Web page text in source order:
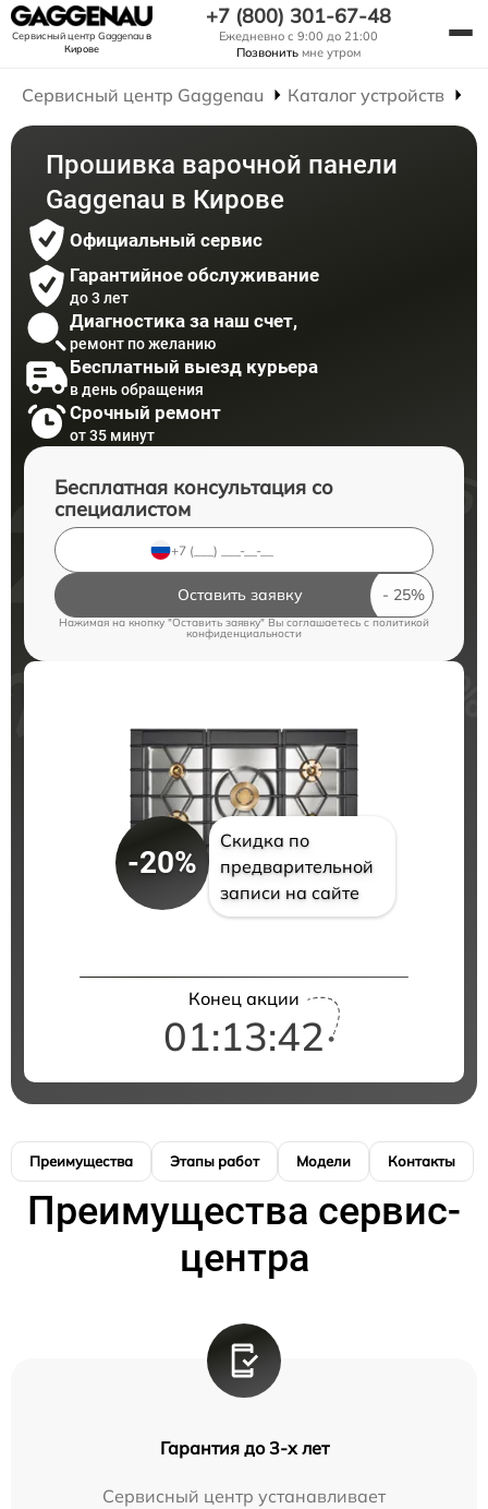
Сервисный центр Gaggenauв
Кирове
+7 (800) 301-67-48
Ежедневно с 9:00 до 21:00
Позвонить мне утром
Сервисный центр Gaggenau Каталог устройств
Прошивка варочной панели
Gaggenau в Кирове
Официальный сервис
Гарантийное обслуживание
до 3 лет
Диагностика за наш счет,
ремонт по желанию
Бесплатный выезд курьера
в день обращения
Срочный ремонт
от 35 минут
Бесплатная консультация со
специалистом
Оставить заявку
Нажимая на кнопку "Оставить заявку" Вы соглашаетесь cполитикой
конфиденциальности
-20%
Скидка по
предварительной
записи на сайте
Конец акции
01:13:41
Преимущества Этапы работ Модели Контакты
Преимущества сервис-
центра
Гарантия до 3-х лет
Сервисный центр устанавливает